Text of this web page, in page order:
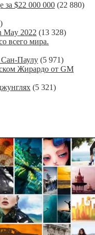
$22 000 000 (22 880)
May 2022 (13 328)
всего мира.
Паулу (5 971)
Жирардо от GM
(5 321)